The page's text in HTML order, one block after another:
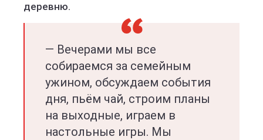
деревню.
— Вечерами мы все
собираемся за семейным
ужином, обсуждаем события
дня, пьём чай, строим планы
на выходные, играем в
настольные игры. Мы